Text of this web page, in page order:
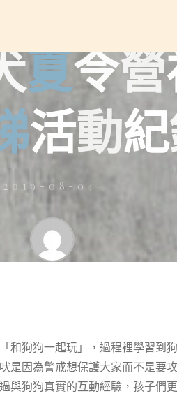
夏令營
活動紀
2019-08-04
狗狗一起玩」，過程裡學習到
是因為警戒想保護大家而不是要
與狗狗真實的互動經驗，孩子們